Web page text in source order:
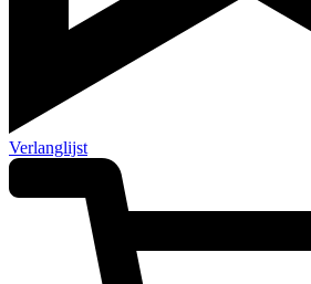
Verlanglijst